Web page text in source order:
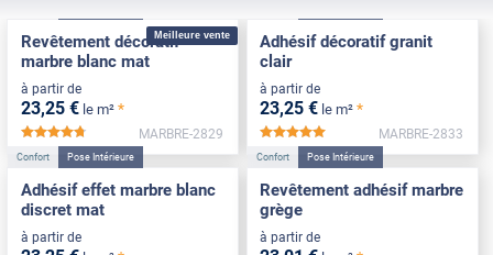
Meilleure vente
Revêtement décoratif
marbre blanc mat
à partir de
23,25 € le m² *
*****
MARBRE-2829
Adhésif décoratif granit
clair
à partir de
23,25 € le m² *
MARBRE-2833
Confort Pose Intérieure
Adhésif effet marbre blanc
discret mat
à partir de
Confort Pose Intérieure
Revêtement adhésif marbre
grège
à partir de